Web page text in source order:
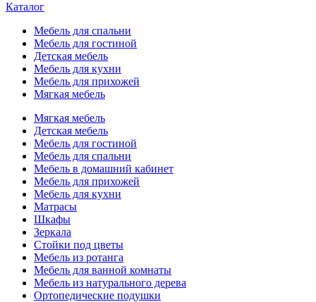
Каталог
Мебель для спальни
Мебель для гостиной
Детская мебель
Мебель для кухни
Мебель для прихожей
Мягкая мебель
Мягкая мебель
Детская мебель
Мебель для гостиной
Мебель для спальни
Мебель в домашний кабинет
Мебель для прихожей
Мебель для кухни
Матрасы
Шкафы
Зеркала
Стойки под цветы
Мебель из ротанга
Мебель для ванной комнаты
Мебель из натурального дерева
Ортопедические подушки